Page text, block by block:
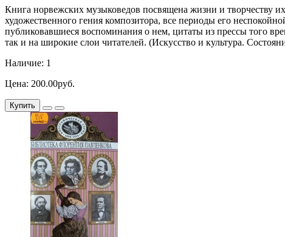
Книга норвежских музыковедов посвящена жизни и творчеству
художественного гения композитора, все периоды его
публиковавшиеся воспоминания о нем, цитаты из прессы того
так и на широкие слои читателей. (Искусство и культура.
Наличие: 1
Цена: 200.00руб.
Купить